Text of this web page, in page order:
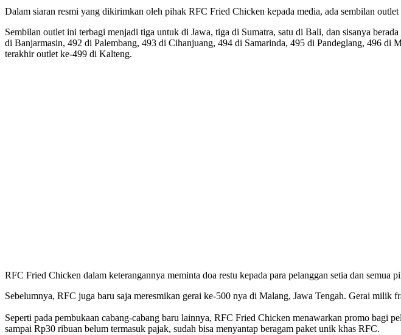
Dalam siaran resmi yang dikirimkan oleh pihak RFC Fried Chicken kepada media, ada sembilan
Sembilan outlet ini terbagi menjadi tiga untuk di Jawa, tiga di Sumatra, satu di Bali, dan sisanya
di Banjarmasin, 492 di Palembang, 493 di Cihanjuang, 494 di Samarinda, 495 di Pandeglang, 496
terakhir outlet ke-499 di Kalteng.
RFC Fried Chicken dalam keterangannya meminta doa restu kepada para pelanggan setia dan semua
Sebelumnya, RFC juga baru saja meresmikan gerai ke-500 nya di Malang, Jawa Tengah. Gerai
Seperti pada pembukaan cabang-cabang baru lainnya, RFC Fried Chicken menawarkan promo bagi
sampai Rp30 ribuan belum termasuk pajak, sudah bisa menyantap beragam paket unik khas RFC.